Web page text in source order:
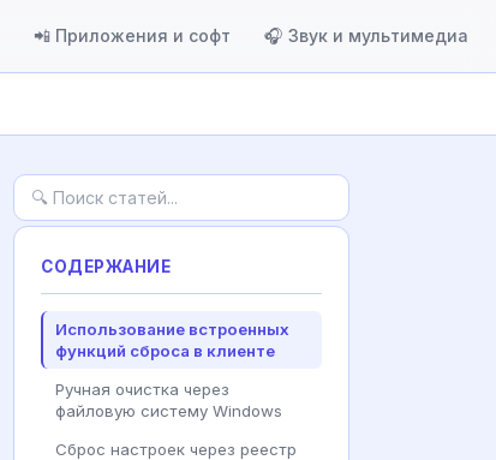
📲 Приложения и софт 🎧 Звук и мультимедиа
СОДЕРЖАНИЕ
Использование встроенных
функций сброса в клиенте
Ручная очистка через
файловую систему Windows
Сброс настроек через реестр